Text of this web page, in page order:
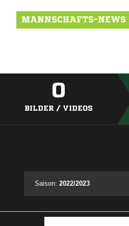
MANNSCHAFTS-NEWS
0
BILDER / VIDEOS
Saison: 2022/2023